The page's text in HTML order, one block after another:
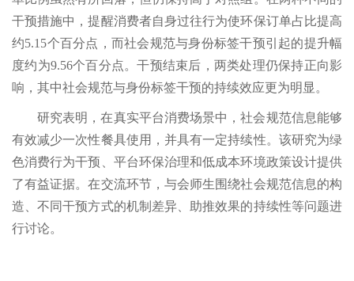
干预措施中，提醒消费者自身过往行为使环保订单占比提高
约5.15个百分点，而社会规范与身份标签干预引起的提升幅
度约为9.56个百分点。干预结束后，两类处理仍保持正向影
响，其中社会规范与身份标签干预的持续效应更为明显。
研究表明，在真实平台消费场景中，社会规范信息能够
有效减少一次性餐具使用，并具有一定持续性。该研究为绿
色消费行为干预、平台环保治理和低成本环境政策设计提供
了有益证据。在交流环节，与会师生围绕社会规范信息的构
造、不同干预方式的机制差异、助推效果的持续性等问题进
行讨论。